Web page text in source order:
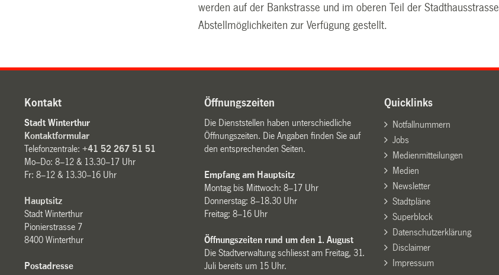
werden auf der Bankstrasse und im oberen Teil der Stadthausstrasse
Abstellmöglichkeiten zur Verfügung gestellt.
Kontakt
Stadt Winterthur
Kontaktformular
Telefonzentrale:+41 52 267 51 51
Mo–Do: 8–12 & 13.30–17 Uhr
Fr: 8–12 & 13.30–16 Uhr
Hauptsitz
Stadt Winterthur
Pionierstrasse 7
8400 Winterthur
Postadresse
Öffnungszeiten
Die Dienststellen haben unterschiedliche
Öffnungszeiten. Die Angaben finden Sie auf
den entsprechenden Seiten.
Empfang am Hauptsitz
Montag bis Mittwoch: 8–17 Uhr
Donnerstag: 8–18.30 Uhr
Freitag: 8–16 Uhr
Öffnungszeiten rund um den 1. August
Die Stadtverwaltung schliesst am Freitag, 31.
Juli bereits um 15 Uhr.
Quicklinks
Notfallnummern
Jobs
Medienmitteilungen
Medien
Newsletter
Stadtpläne
Superblock
Datenschutzerklärung
Disclaimer
Impressum